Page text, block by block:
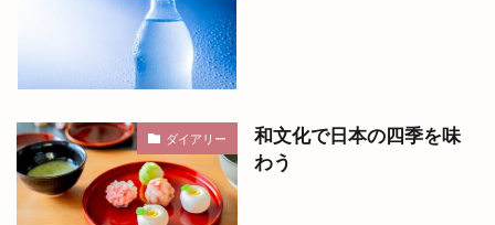
ダイアリー
和文化で日本の四季を味
わう